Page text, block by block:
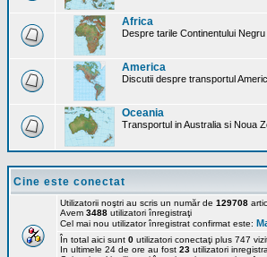
Africa
Despre tarile Continentului Negru
America
Discutii despre transportul
Oceania
Transportul in Australia si Noua
Cine este conectat
Utilizatorii noştri au scris un număr de 129708
Avem 3488 utilizatori înregistraţi
Cel mai nou utilizator înregistrat confirmat este:
În total aici sunt 0 utilizatori conectaţi plus 747
In ultimele 24 de ore au fost 23 utilizatori